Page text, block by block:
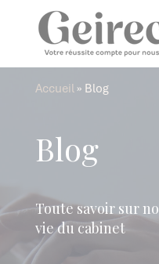
Blog
Toute savoir sur
vie du cabinet
Accueil» Blog
Panneau de gestion des